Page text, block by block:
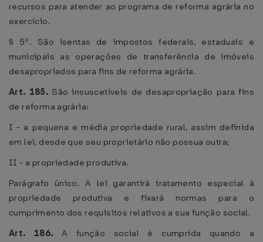
recursos para atender ao programa de reforma agrária no
exercício.
§ 5º. São isentas de impostos federais, estaduais e
municipais as operações de transferência de imóveis
desapropriados para fins de reforma agrária.
Art. 185. São insuscetíveis de desapropriação para fins
de reforma agrária:
I - a pequena e média propriedade rural, assim definida
em lei, desde que seu proprietário não possua outra;
II - a propriedade produtiva.
Parágrafo único. A lei garantirá tratamento especial à
propriedade produtiva e fixará normas para o
cumprimento dos requisitos relativos a sua função social.
Art. 186.A função social é cumprida quando a